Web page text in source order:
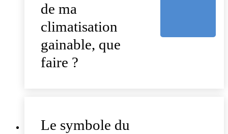
de ma
climatisation
gainable, que
faire ?
Le symbole du